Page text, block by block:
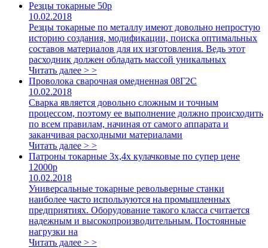
Резцы токарные 50р
10.02.2018
Резцы токарные по металлу имеют довольно непростую
историю создания, модификации, поиска оптимальных
составов материалов для их изготовления. Ведь этот
расходник должен обладать массой уникальных
Читать далее > >
Проволока сварочная омедненная 08Г2С
10.02.2018
Сварка является довольно сложным и точным
процессом, поэтому ее выполнение должно происходить
по всем правилам, начиная от самого аппарата и
заканчивая расходными материалами
Читать далее > >
Патроны токарные 3х,4х кулачковые по супер цене
12000р
10.02.2018
Универсальные токарные револьверные станки
наиболее часто используются на промышленных
предприятиях. Оборудование такого класса считается
надежным и высокопроизводительным. Постоянные
нагрузки на
Читать далее > >